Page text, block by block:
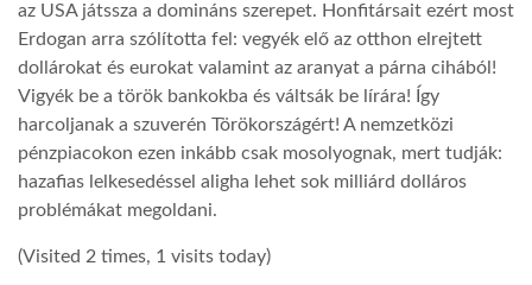
az USA játssza a domináns szerepet. Honfitársait ezért most
Erdogan arra szólította fel: vegyék elő az otthon elrejtett
dollárokat és eurokat valamint az aranyat a párna cihából!
Vigyék be a török bankokba és váltsák be lírára! Így
harcoljanak a szuverén Törökországért! A nemzetközi
pénzpiacokon ezen inkább csak mosolyognak, mert tudják:
hazafias lelkesedéssel aligha lehet sok milliárd dolláros
problémákat megoldani.
(Visited 2 times, 1 visits today)